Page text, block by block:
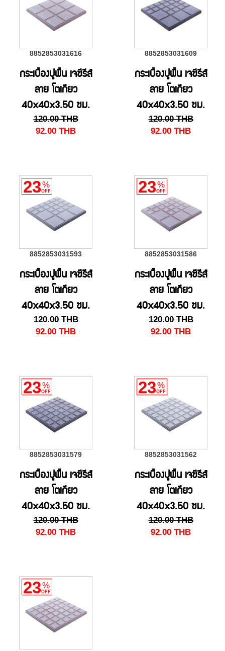
8852853031616
กระเบื้องปูพื้น เจซีรีส์
ลาย โตเกียว
40x40x3.50 ซม.
สี L/เบจ
120.00 THB
92.00 THB
8852853031609
กระเบื้องปูพื้น เจซีรีส์
ลาย โตเกียว
40x40x3.50 ซม.
สี M/ดำ
120.00 THB
92.00 THB
23%
OFF
8852853031593
กระเบื้องปูพื้น เจซีรีส์
ลาย โตเกียว
40x40x3.50 ซม.
สี M/เทา
120.00 THB
92.00 THB
23%
OFF
8852853031586
กระเบื้องปูพื้น เจซีรีส์
ลาย โตเกียว
40x40x3.50 ซม.
สี M/เบจ
120.00 THB
92.00 THB
23%
OFF
8852853031579
กระเบื้องปูพื้น เจซีรีส์
ลาย โตเกียว
40x40x3.50 ซม.
สี s/ดำ
120.00 THB
92.00 THB
23%
OFF
8852853031562
กระเบื้องปูพื้น เจซีรีส์
ลาย โตเกียว
40x40x3.50 ซม.
สี s/เทา
120.00 THB
92.00 THB
23%
OFF